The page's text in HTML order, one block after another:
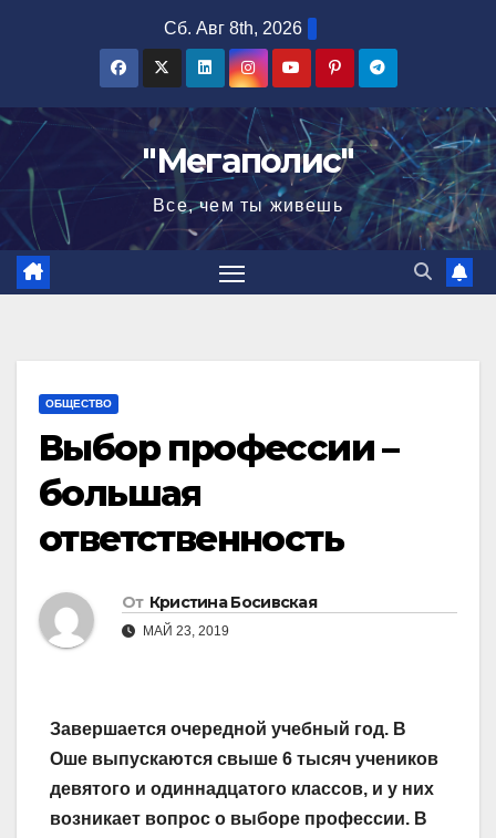
Сб. Авг 8th, 2026
"Мегаполис"
Все, чем ты живешь
ОБЩЕСТВО
Выбор профессии –
большая
ответственность
От Кристина Босивская
МАЙ 23, 2019
Завершается очередной учебный год. В
Оше выпускаются свыше 6 тысяч учеников
девятого и одиннадцатого классов, и у них
возникает вопрос о выборе профессии. В